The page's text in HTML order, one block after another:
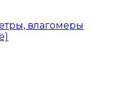
влагомеры